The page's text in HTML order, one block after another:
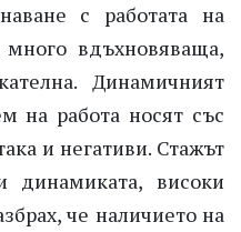
с работата на
вдъхновяваща,
Динамичният
на работа носят със
и негативи. Стажът
динамиката, високи
че наличието на